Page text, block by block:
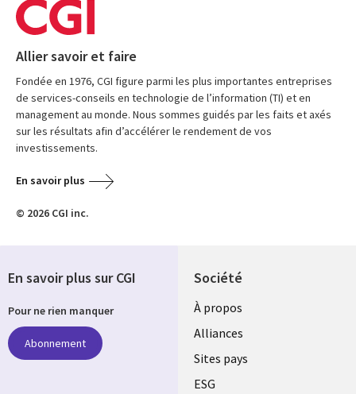
Allier savoir et faire
Fondée en 1976, CGI figure parmi les plus importantes entreprises
de services-conseils en technologie de l’information (TI) et en
management au monde. Nous sommes guidés par les faits et axés
sur les résultats afin d’accélérer le rendement de vos
investissements.
En savoir plus
© 2026 CGI inc.
Société
À propos
Alliances
Sites pays
ESG
En savoir plus sur CGI
Pour ne rien manquer
Abonnement